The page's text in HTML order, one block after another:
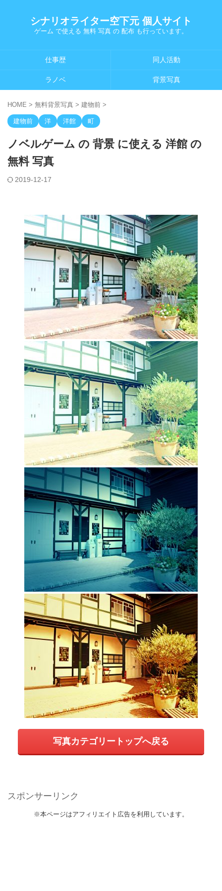
シナリオライター空下元 個人サイト
ゲーム で使える 無料 写真 の 配布 も行っています。
仕事歴 同人活動
ラノベ 背景写真
HOME > 無料背景写真 > 建物前 >
建物前 洋 洋館 町
ノベルゲーム の 背景 に使える 洋館 の
無料 写真
2019-12-17
写真カテゴリートップへ戻る
スポンサーリンク
※本ページはアフィリエイト広告を利用しています。